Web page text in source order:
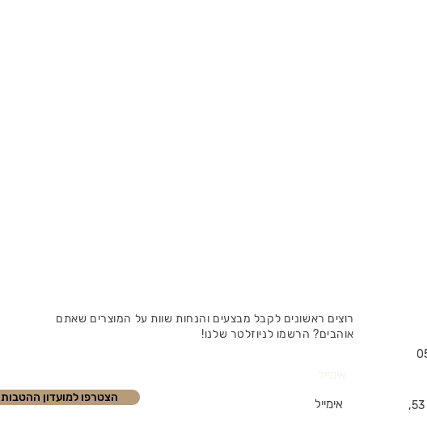
רוצים ראשונים לקבל מבצעים והנחות שוות על המוצרים שאתם
אוהבים? הרשמו לניוזלטר שלנו!
הצטרפו למועדון ההטבות